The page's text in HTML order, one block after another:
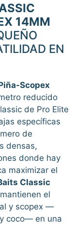
14MM
EN
Scopex
reducido
de Pro Elite
específicas
de
densas,
donde hay
maximizar el
Classic
mantienen el
y scopex —
coco— en una